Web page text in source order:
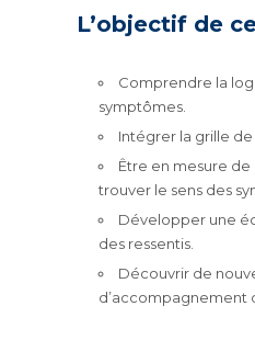
L’objectif de
Comprendre la
symptômes.
Intégrer la grille
Être en mesure
trouver le sens des
Développer une
des ressentis.
Découvrir de
d’accompagnement